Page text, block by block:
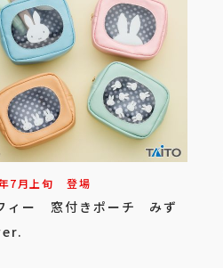
7月上旬 登場
ィー 窓付きポーチ みず